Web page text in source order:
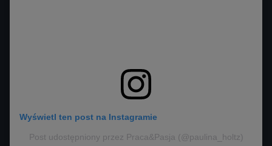
Wyświetl ten post na Instagramie
Post udostępniony przez Praca&Pasja (@paulina_holtz)